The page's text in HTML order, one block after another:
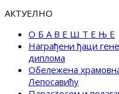
АКТУЕЛНО
О Б А В Е Ш Т Е Њ Е
Награђени ђаци
диплома
Обележена
Лепосавићу